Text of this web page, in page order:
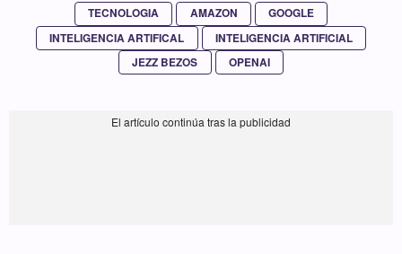
TECNOLOGIA AMAZON
GOOGLE
INTELIGENCIA ARTIFICAL
INTELIGENCIA ARTIFICIAL
JEZZ BEZOS
OPENAI